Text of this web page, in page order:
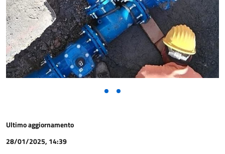
Ultimo aggiornamento
28/01/2025, 14:39